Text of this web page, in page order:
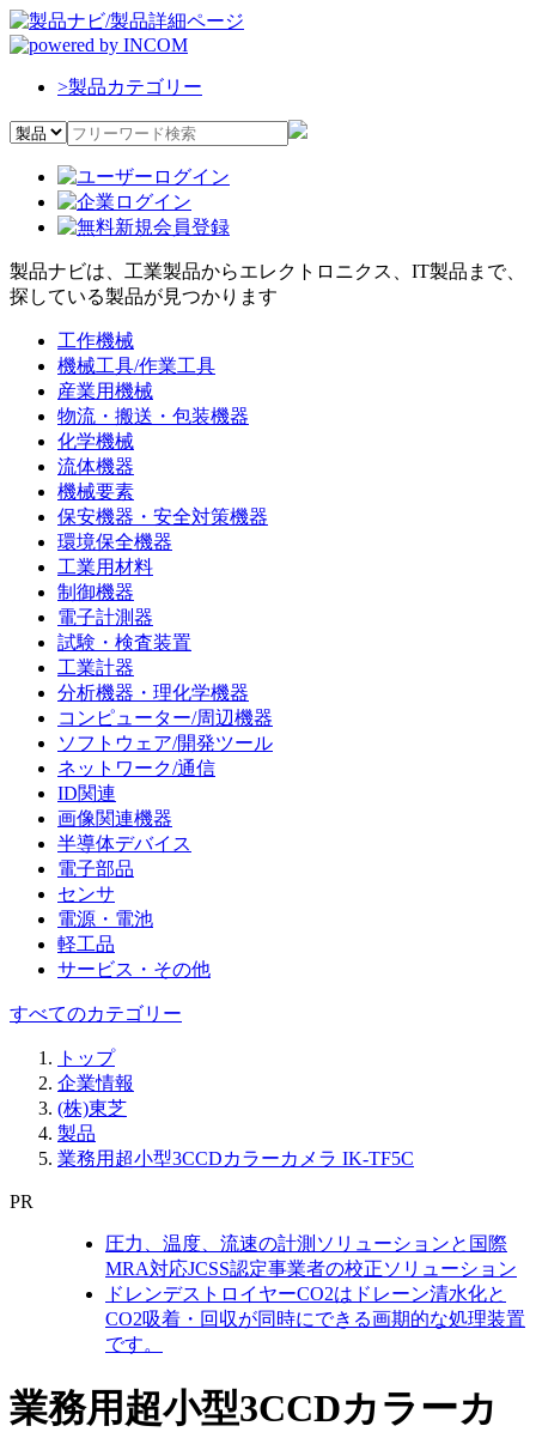
>製品カテゴリー
製品ナビは、工業製品からエレクトロニクス、IT製品まで、
探している製品が見つかります
工作機械
機械工具/作業工具
産業用機械
物流・搬送・包装機器
化学機械
流体機器
機械要素
保安機器・安全対策機器
環境保全機器
工業用材料
制御機器
電子計測器
試験・検査装置
工業計器
分析機器・理化学機器
コンピューター/周辺機器
ソフトウェア/開発ツール
ネットワーク/通信
ID関連
画像関連機器
半導体デバイス
電子部品
センサ
電源・電池
軽工品
サービス・その他
すべてのカテゴリー
トップ
企業情報
(株)東芝
製品
業務用超小型3CCDカラーカメラ IK-TF5C
PR
圧力、温度、流速の計測ソリューションと国際
MRA対応JCSS認定事業者の校正ソリューション
ドレンデストロイヤーCO2はドレーン清水化と
CO2吸着・回収が同時にできる画期的な処理装置
です。
業務用超小型3CCDカラーカ